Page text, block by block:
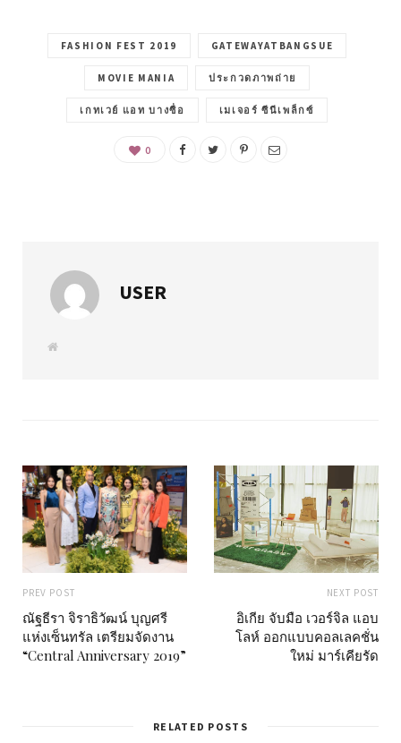
FASHION FEST 2019 GATEWAYATBANGSUE
MOVIE MANIA ประกวดภาพถ่าย
เกทเวย์ แอท บางซื่อ เมเจอร์ ซีนีเพล็กซ์
0
USER
W
PREV POST
ณัฐธีรา จิราธิวัฒน์ บุญศรี
แห่งเซ็นทรัล เตรียมจัดงาน
“Central Anniversary 2019”
NEXT POST
อิเกีย จับมือ เวอร์จิล แอบ
โลห์ ออกแบบคอลเลคชั่น
ใหม่ มาร์เคียรัด
RELATED POSTS